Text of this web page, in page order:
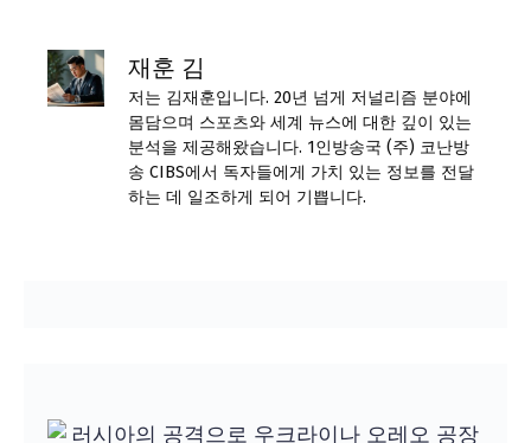
재훈 김
저는 김재훈입니다. 20년 넘게 저널리즘 분야에
몸담으며 스포츠와 세계 뉴스에 대한 깊이 있는
분석을 제공해왔습니다. 1인방송국 (주) 코난방
송 CIBS에서 독자들에게 가치 있는 정보를 전달
하는 데 일조하게 되어 기쁩니다.